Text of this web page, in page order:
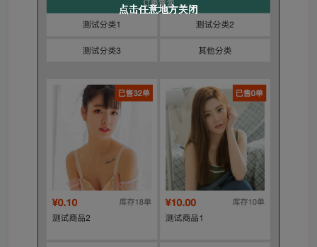
点击任意地方关闭
点击任意地方关闭
点击任意地方关闭
点击任意地方关闭
点击任意地方关闭
点击任意地方关闭